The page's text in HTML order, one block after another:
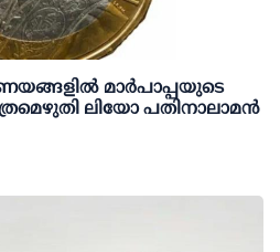
മാർപാപ്പയുടെ
ലിയോ പതിനാലാമൻ